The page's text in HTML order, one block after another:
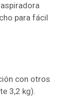
para fácil
con otros
3,2 kg).